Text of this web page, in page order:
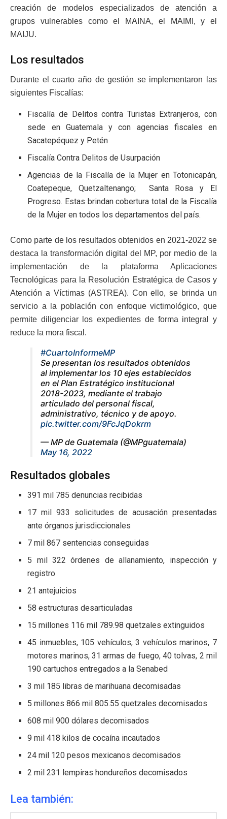
creación de modelos especializados de atención a
grupos vulnerables como el MAINA, el MAIMI, y el
MAIJU.
Los resultados
Durante el cuarto año de gestión se implementaron las
siguientes Fiscalías:
Fiscalía de Delitos contra Turistas Extranjeros, con
sede en Guatemala y con agencias fiscales en
Sacatepéquez y Petén
Fiscalía Contra Delitos de Usurpación
Agencias de la Fiscalía de la Mujer en Totonicapán,
Coatepeque, Quetzaltenango; Santa Rosa y El
Progreso. Estas brindan cobertura total de la Fiscalía
de la Mujer en todos los departamentos del país.
Como parte de los resultados obtenidos en 2021-2022 se
destaca la transformación digital del MP, ​por medio de la
implementación de la plataforma Aplicaciones
Tecnológicas para la Resolución Estratégica de Casos y
Atención a Víctimas (ASTREA). Con ello, se brinda un
servicio a la población con enfoque victimológico, que
permite diligenciar los expedientes de forma integral y
reduce la mora fiscal.
#CuartoInformeMP
Se presentan los resultados obtenidos
al implementar los 10 ejes establecidos
en el Plan Estratégico institucional
2018-2023, mediante el trabajo
articulado del personal fiscal,
administrativo, técnico y de apoyo.
pic.twitter.com/9FcJqDokrm
— MP de Guatemala (@MPguatemala)
May 16, 2022
Resultados globales
391 mil 785 denuncias recibidas
17 mil 933 solicitudes de acusación presentadas
ante órganos jurisdiccionales
7 mil 867 sentencias conseguidas
5 mil 322 órdenes de allanamiento, inspección y
registro
21 antejuicios
58 estructuras desarticuladas
15 millones 116 mil 789.98 quetzales extinguidos
45 inmuebles, 105 vehículos, 3 vehículos marinos, 7
motores marinos, 31 armas de fuego, 40 tolvas, 2 mil
190 cartuchos entregados a la Senabed
3 mil 185 libras de marihuana decomisadas
5 millones 866 mil 805.55 quetzales decomisados
608 mil 900 dólares decomisados
9 mil 418 kilos de cocaína incautados
24 mil 120 pesos mexicanos decomisados
2 mil 231 lempiras hondureños decomisados
Lea también: